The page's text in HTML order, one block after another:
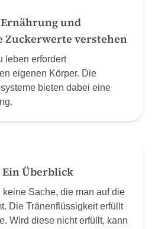
und
Zuckerwerte verstehen
leben erfordert
eigenen Körper. Die
bieten dabei eine
Überblick
Sache, die man auf die
Die Tränenflüssigkeit erfüllt
Wird diese nicht erfüllt, kann